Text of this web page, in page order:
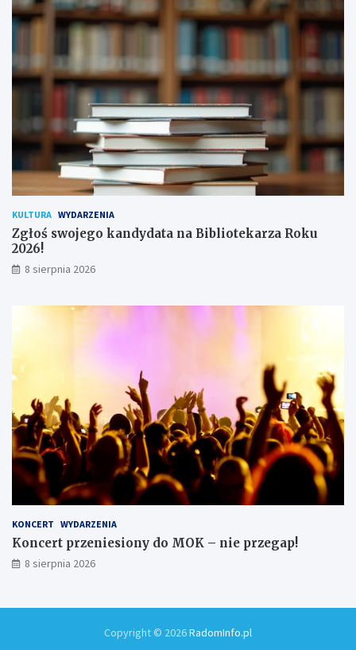
a
n
!
d
y
h
u
ż
o
n
i
ó
w
KULTURA WYDARZENIA
Zgłoś swojego kandydata na Bibliotekarza Roku
2026!
8 sierpnia 2026
KONCERT WYDARZENIA
Koncert przeniesiony do MOK – nie przegap!
8 sierpnia 2026
Copyright © 2026RadomInfo.pl